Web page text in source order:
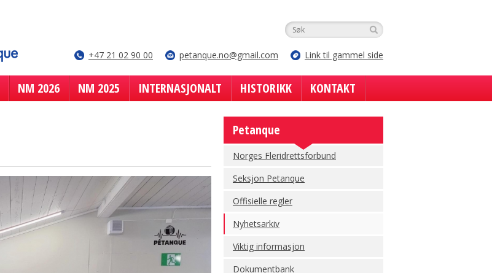
+47 21 02 90 00 petanque.no@gmail.com Link til gammel side
NM 2026 NM 2025 INTERNASJONALT HISTORIKK KONTAKT
Petanque
Norges Fleridrettsforbund
Seksjon Petanque
Offisielle regler
Nyhetsarkiv
Viktig informasjon
Dokumentbank